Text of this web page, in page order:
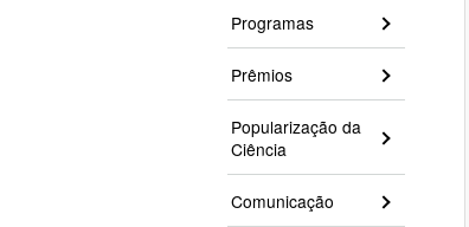
Programas
Prêmios
Popularização da
Ciência
Comunicação